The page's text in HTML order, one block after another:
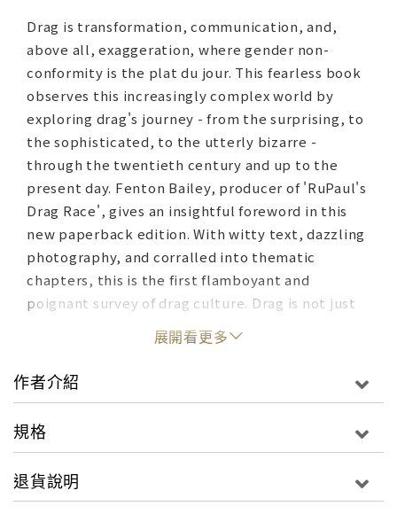
Drag is transformation, communication, and,
above all, exaggeration, where gender non-
conformity is the plat du jour. This fearless book
observes this increasingly complex world by
exploring drag's journey - from the surprising, to
the sophisticated, to the utterly bizarre -
through the twentieth century and up to the
present day. Fenton Bailey, producer of 'RuPaul's
Drag Race', gives an insightful foreword in this
new paperback edition. With witty text, dazzling
photography, and corralled into thematic
chapters, this is the first flamboyant and
poignant survey of drag culture. Drag is not just
for fabulous queens and drag enthusiasts, but for
anyone interested in gender fluidity and the
culture surrounding it.
展開看更多
作者介紹
規格
退貨說明